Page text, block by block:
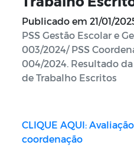
Publicado em 21/01/
PSS Gestão Escolar e
003/2024/ PSS
004/2024. Resultado
de Trabalho Escritos
CLIQUE AQUI:
coordenação